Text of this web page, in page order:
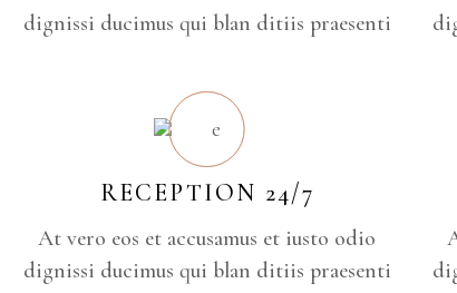
dignissi ducimus qui blan ditiis praesenti
RECEPTION 24/7
At vero eos et accusamus et iusto odio
dignissi ducimus qui blan ditiis praesenti